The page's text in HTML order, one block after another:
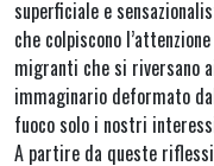
superficiale e
che colpiscono
migranti che si riversano
immaginario deformato
fuoco solo i nostri
A partire da queste